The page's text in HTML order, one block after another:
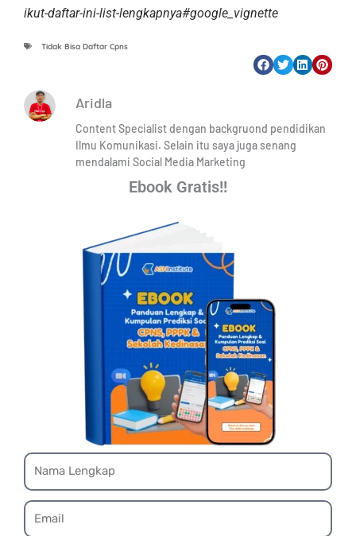
ikut-daftar-ini-list-lengkapnya#google_vignette
Tidak Bisa Daftar Cpns
Aridla
Content Specialist dengan backgruond pendidikan
Ilmu Komunikasi. Selain itu saya juga senang
mendalami Social Media Marketing
Ebook Gratis!!
Name
Email